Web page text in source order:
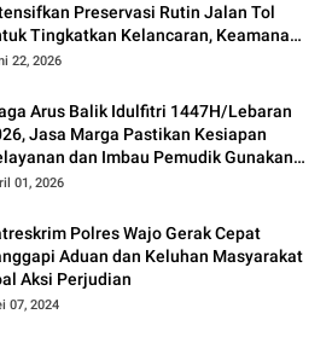
Preservasi Rutin Jalan Tol
Tingkatkan Kelancaran, Keamanan
Kenyamanan Perjalanan
22, 2026
Arus Balik Idulfitri 1447H/Lebaran
Jasa Marga Pastikan Kesiapan
dan Imbau Pemudik Gunakan
Area Alternatif
01, 2026
Polres Wajo Gerak Cepat
Aduan dan Keluhan Masyarakat
Aksi Perjudian
07, 2024